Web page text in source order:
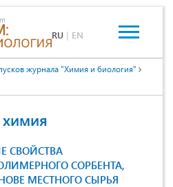
RU | EN
журнала "Химия и биология"
СВОЙСТВА
СОРБЕНТА,
МЕСТНОГО СЫРЬЯ